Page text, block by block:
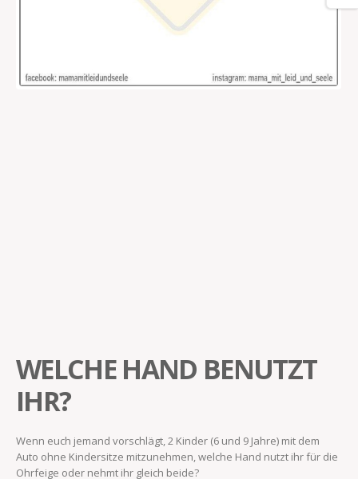
WELCHE HAND BENUTZT
IHR?
Wenn euch jemand vorschlägt, 2 Kinder (6 und 9 Jahre) mit dem
Auto ohne Kindersitze mitzunehmen, welche Hand nutzt ihr für die
Ohrfeige oder nehmt ihr gleich beide?